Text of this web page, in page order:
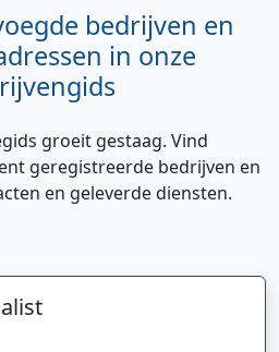
bedrijven en
in onze
groeit gestaag. Vind
geregistreerde bedrijven en
en geleverde diensten.